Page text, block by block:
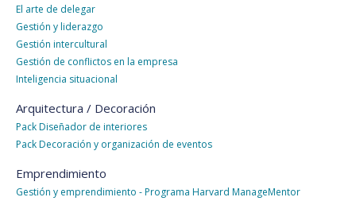
El arte de delegar
Gestión y liderazgo
Gestión intercultural
Gestión de conflictos en la empresa
Inteligencia situacional
Arquitectura / Decoración
Pack Diseñador de interiores
Pack Decoración y organización de eventos
Emprendimiento
Gestión y emprendimiento - Programa Harvard ManageMentor